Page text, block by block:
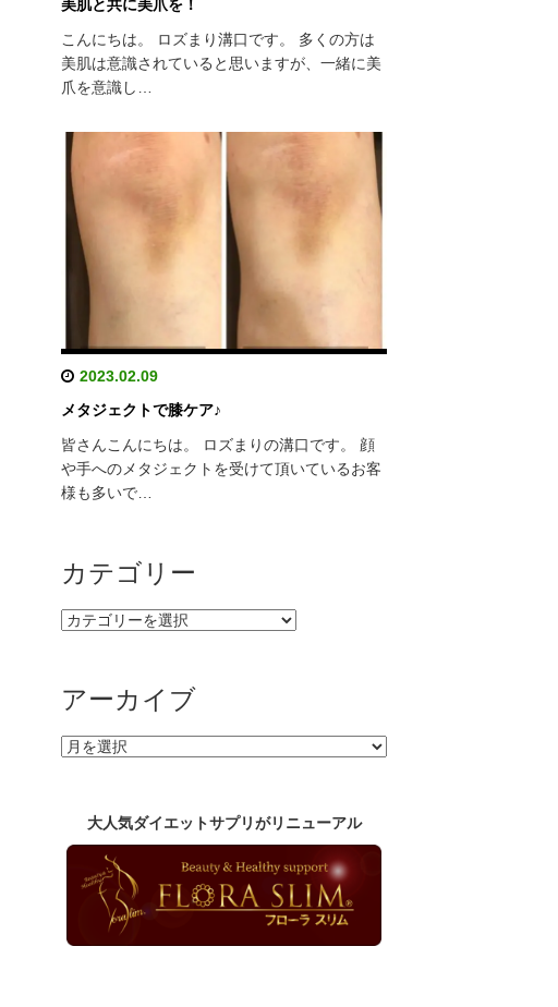
美肌と共に美爪を！
こんにちは。 ロズまり溝口です。 多くの方は
美肌は意識されていると思いますが、一緒に美
爪を意識し…
2023.02.09
メタジェクトで膝ケア♪
皆さんこんにちは。 ロズまりの溝口です。 顔
や手へのメタジェクトを受けて頂いているお客
様も多いで…
カテゴリー
カ
ー
アーカイブ
ア
大人気ダイエットサプリがリニューアル